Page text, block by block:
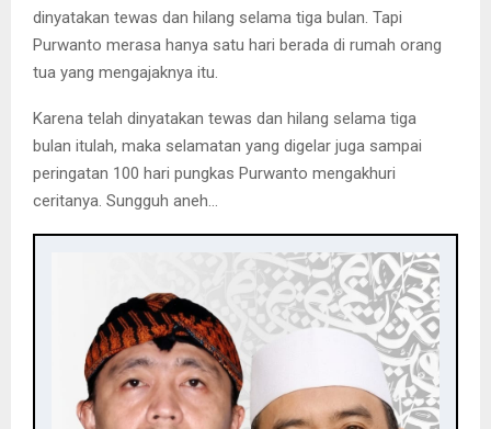
dinyatakan tewas dan hilang selama tiga bulan. Tapi
Purwanto merasa hanya satu hari berada di rumah orang
tua yang mengajaknya itu.
Karena telah dinyatakan tewas dan hilang selama tiga
bulan itulah, maka selamatan yang digelar juga sampai
peringatan 100 hari pungkas Purwanto mengakhuri
ceritanya. Sungguh aneh…